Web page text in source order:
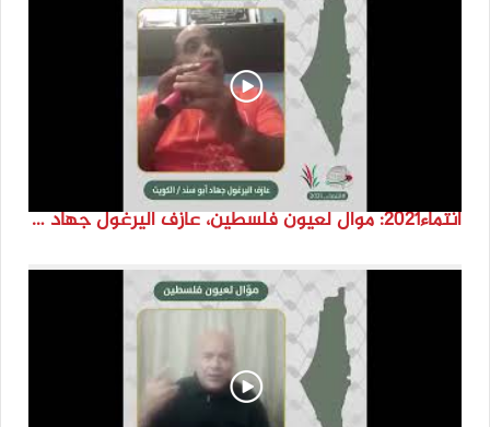
انتماء2021: موال لعيون فلسطين، عازف اليرغول جهاد أبو سند، الكويت